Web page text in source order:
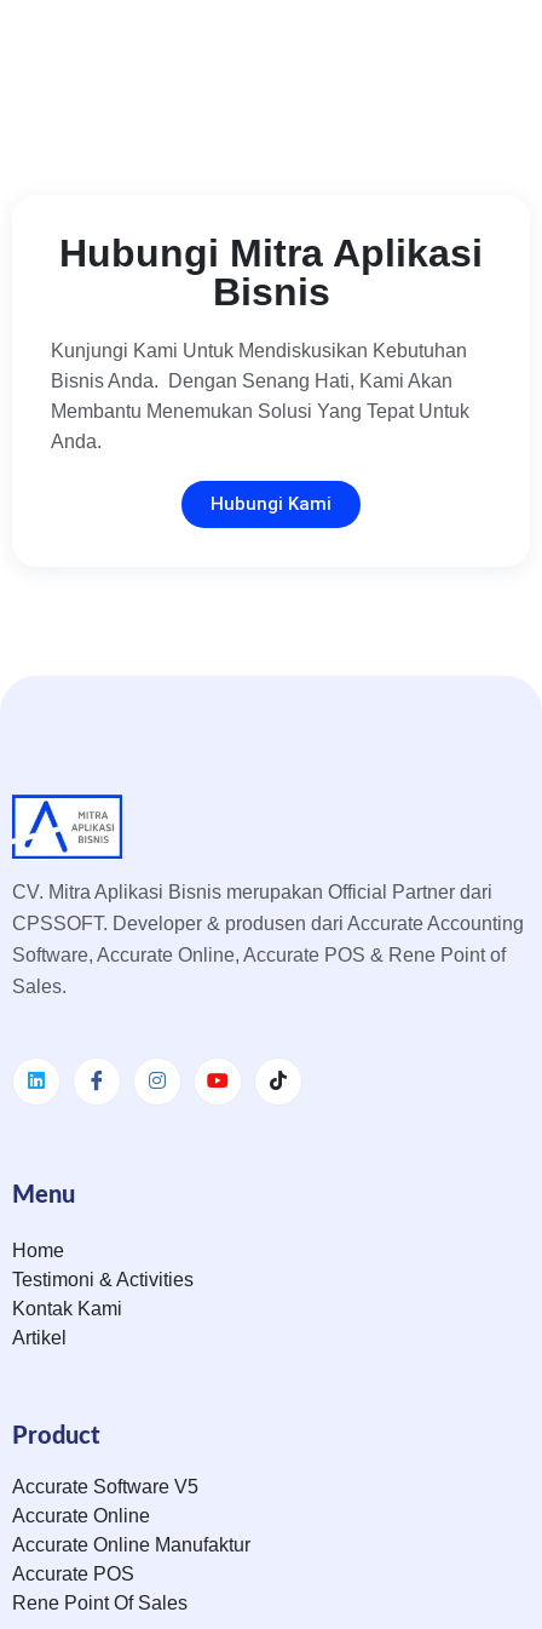
Hubungi Mitra Aplikasi
Bisnis
Kunjungi Kami Untuk Mendiskusikan Kebutuhan
Bisnis Anda. Dengan Senang Hati, Kami Akan
Membantu Menemukan Solusi Yang Tepat Untuk
Anda.
Hubungi Kami
CV. Mitra Aplikasi Bisnis merupakan Official Partner dari
CPSSOFT. Developer & produsen dari Accurate Accounting
Software, Accurate Online, Accurate POS & Rene Point of
Sales.
Menu
Home
Testimoni & Activities
Kontak Kami
Artikel
Product
Accurate Software V5
Accurate Online
Accurate Online Manufaktur
Accurate POS
Rene Point Of Sales